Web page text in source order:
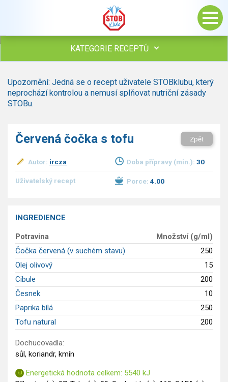
KATEGORIE RECEPTŮ
Polévky
Studená kuchyně
Bezmasé a zeleninové
Sladké pokrmy
Dezerty
Dětské recepty
GLP-1 recepty
Upozornění: Jedná se o recept uživatele STOBklubu, který
neprochází kontrolou a nemusí splňovat nutriční zásady
STOBu.
Červená čočka s tofu Zpět
Autor: ircza Doba přípravy (min.): 30
Uživatelský recept Porce: 4.00
INGREDIENCE
Potravina
Množství (g/ml)
Čočka červená (v suchém stavu)
250
Olej olivový
15
Cibule
200
Česnek
10
Paprika bílá
250
Tofu natural
200
Dochucovadla:
sůl, koriandr, kmín
Energetická hodnota celkem: 5540 kJ